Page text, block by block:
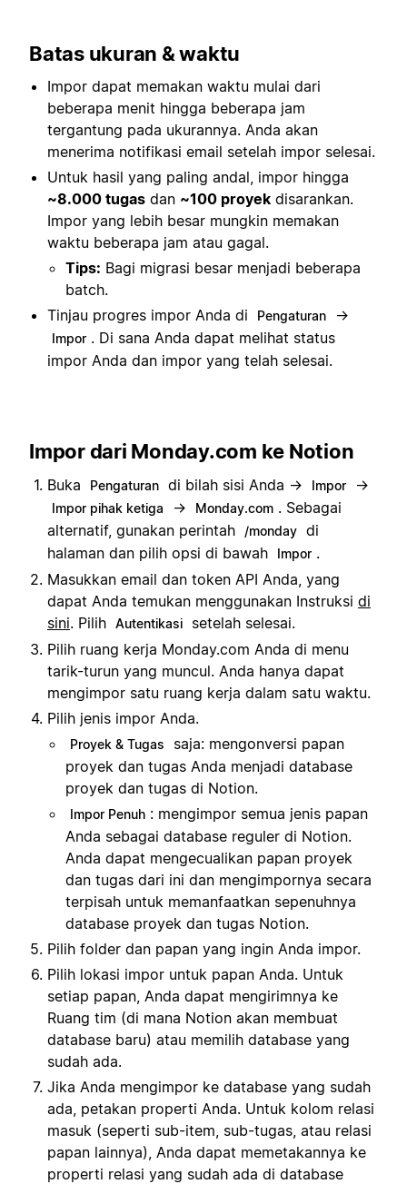
Batas ukuran & waktu
Impor dapat memakan waktu mulai dari
beberapa menit hingga beberapa jam
tergantung pada ukurannya. Anda akan
menerima notifikasi email setelah impor selesai.
Untuk hasil yang paling andal, impor hingga
~8.000 tugas dan ~100 proyek disarankan.
Impor yang lebih besar mungkin memakan
waktu beberapa jam atau gagal.
Tips: Bagi migrasi besar menjadi beberapa
batch.
Tinjau progres impor Anda di
Pengaturan →
Impor . Di sana Anda dapat melihat status
impor Anda dan impor yang telah selesai.
Impor dari Monday.com ke Notion
Buka Pengaturan di bilah sisi Anda → Impor →
Impor pihak ketiga → Monday.com . Sebagai
alternatif, gunakan perintah
/monday di
halaman dan pilih opsi di bawah
Impor .
Masukkan email dan token API Anda, yang
dapat Anda temukan menggunakan Instruksi di
sini. Pilih Autentikasi
setelah selesai.
Pilih ruang kerja Monday.com Anda di menu
tarik-turun yang muncul. Anda hanya dapat
mengimpor satu ruang kerja dalam satu waktu.
Pilih jenis impor Anda.
Proyek & Tugas
saja: mengonversi papan
proyek dan tugas Anda menjadi database
proyek dan tugas di Notion.
Impor Penuh : mengimpor semua jenis papan
Anda sebagai database reguler di Notion.
Anda dapat mengecualikan papan proyek
dan tugas dari ini dan mengimpornya secara
terpisah untuk memanfaatkan sepenuhnya
database proyek dan tugas Notion.
Pilih folder dan papan yang ingin Anda impor.
Pilih lokasi impor untuk papan Anda. Untuk
setiap papan, Anda dapat mengirimnya ke
Ruang tim (di mana Notion akan membuat
database baru) atau memilih database yang
sudah ada.
Jika Anda mengimpor ke database yang sudah
ada, petakan properti Anda. Untuk kolom relasi
masuk (seperti sub-item, sub-tugas, atau relasi
papan lainnya), Anda dapat memetakannya ke
properti relasi yang sudah ada di database